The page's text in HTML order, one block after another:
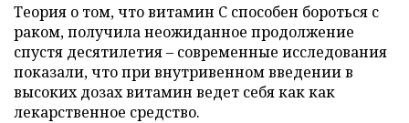
Теория о том, что витамин C способен бороться с
раком, получила неожиданное продолжение
спустя десятилетия – современные исследования
показали, что при внутривенном введении в
высоких дозах витамин ведет себя как как
лекарственное средство.